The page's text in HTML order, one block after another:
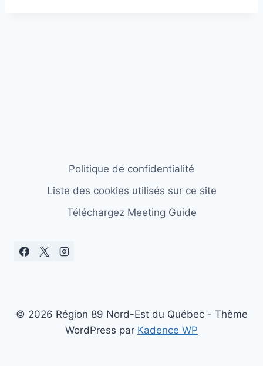
Politique de confidentialité
Liste des cookies utilisés sur ce site
Téléchargez Meeting Guide
© 2026 Région 89 Nord-Est du Québec - Thème
WordPress par Kadence WP